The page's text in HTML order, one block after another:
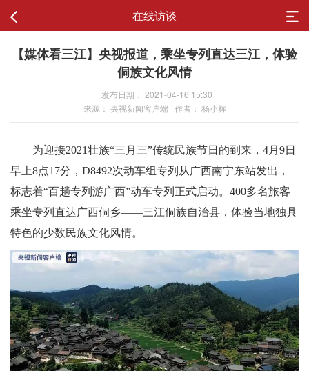
在线访谈
【媒体看三江】央视报道，乘坐专列直达三江，体验
侗族文化风情
发布日期： 2021-04-16 15:30
来源： 央视新闻客户端 作者： 杨小辉
为迎接2021壮族“三月三”传统民族节日的到来，4月9日
早上8点17分，D8492次动车组专列从广西南宁东站发出，
标志着“百趟专列游广西”动车专列正式启动。400多名旅客
乘坐专列直达广西侗乡——三江侗族自治县，体验当地独具
特色的少数民族文化风情。